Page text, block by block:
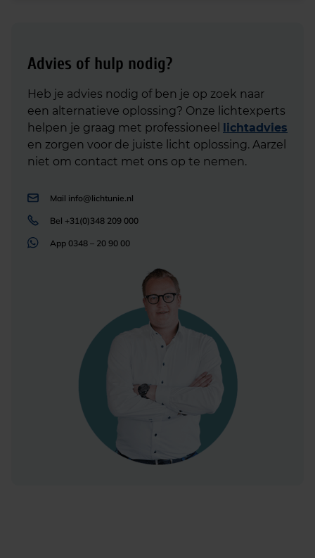
Advies of hulp nodig?
Heb je advies nodig of ben je op zoek naar
een alternatieve oplossing? Onze lichtexperts
helpen je graag met professioneel lichtadvies
en zorgen voor de juiste licht oplossing. Aarzel
niet om contact met ons op te nemen.
Mail info@lichtunie.nl
Bel +31(0)348 209 000
App 0348 – 20 90 00